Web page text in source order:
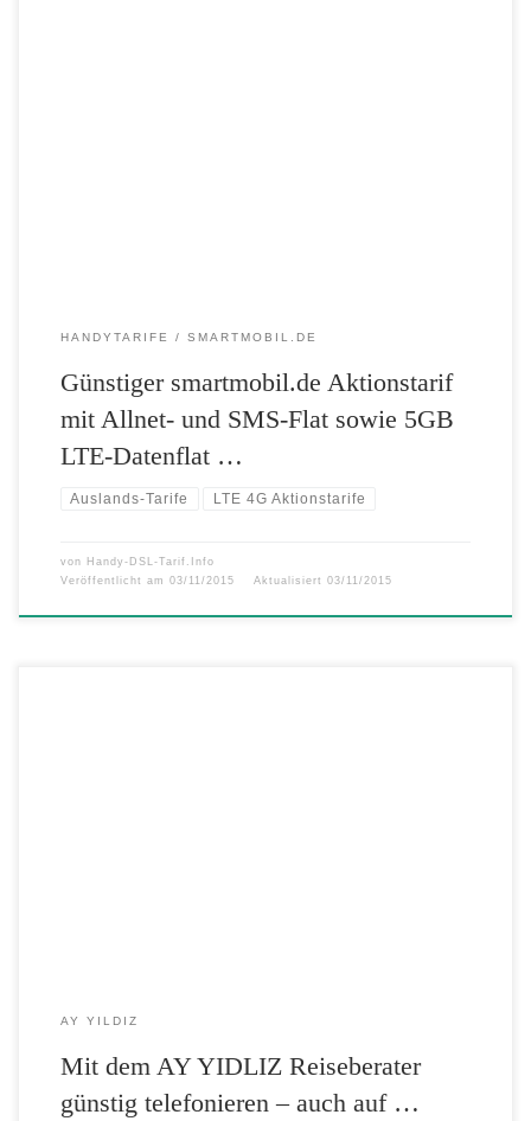
HANDYTARIFE SMARTMOBIL.DE
Günstiger smartmobil.de Aktionstarif
mit Allnet- und SMS-Flat sowie 5GB
LTE-Datenflat …
Auslands-Tarife LTE 4G Aktionstarife
von Handy-DSL-Tarif.Info
Veröffentlicht am 03/11/2015 Aktualisiert 03/11/2015
AY YILDIZ
Mit dem AY YIDLIZ Reiseberater
günstig telefonieren – auch auf …